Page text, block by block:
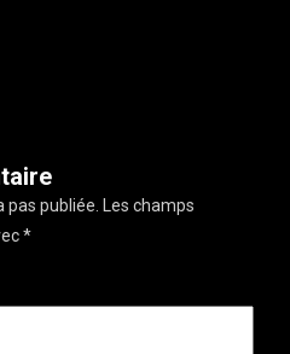
pas publiée. Les champs
*